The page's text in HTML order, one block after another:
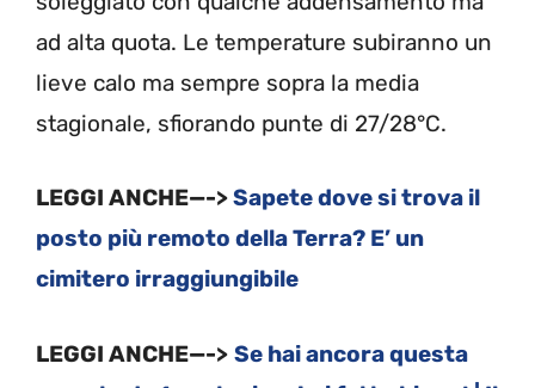
ad alta quota. Le temperature subiranno un
lieve calo ma sempre sopra la media
stagionale, sfiorando punte di 27/28°C.
LEGGI ANCHE—->Sapete dove si trova il
posto più remoto della Terra? E’ un
cimitero irraggiungibile
LEGGI ANCHE—-> Se hai ancora questa